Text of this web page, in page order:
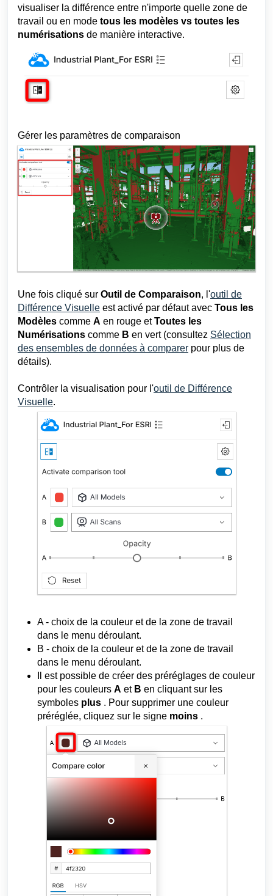
visualiser la différence entre n'importe quelle zone de
travail ou en mode tous les modèles vs toutes les
numérisations de manière interactive.
Gérer les paramètres de comparaison
Une fois cliqué sur Outil de Comparaison, l'outil de
Différence Visuelle est activé par défaut avec Tous les
Modèles comme A en rouge etToutes les
Numérisations comme B en vert (consultez Sélection
des ensembles de données à comparer pour plus de
détails).
Contrôler la visualisation pour l'outil de Différence
Visuelle.
A - choix de la couleur et de la zone de travail
dans le menu déroulant.
B - choix de la couleur et de la zone de travail
dans le menu déroulant.
Il est possible de créer des préréglages de couleur
pour les couleurs A et B en cliquant sur les
symboles plus . Pour supprimer une couleur
préréglée, cliquez sur le signe moins .